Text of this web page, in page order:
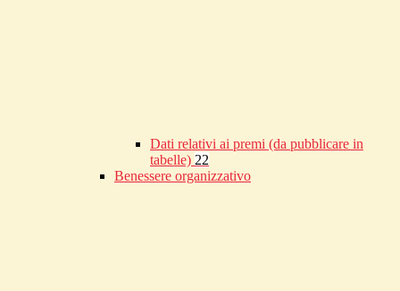
Dati relativi ai premi (da pubblicare in
tabelle) 22
Benessere organizzativo